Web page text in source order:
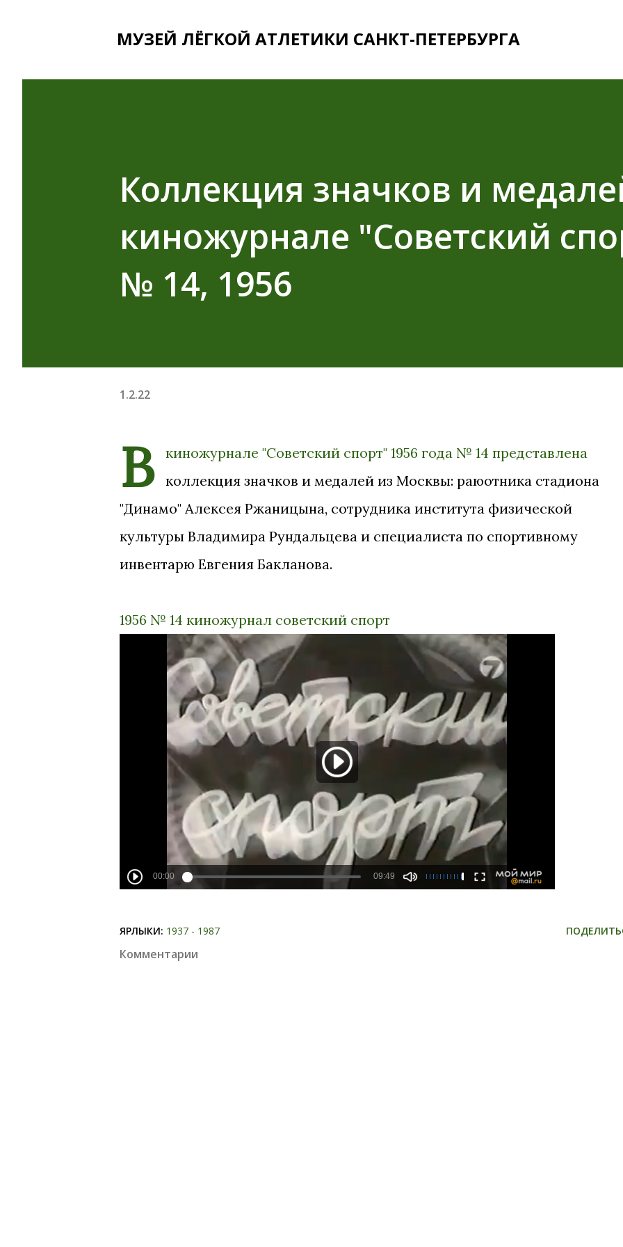
МУЗЕЙ ЛЁГКОЙ АТЛЕТИКИ САНКТ-ПЕТЕРБУРГА
Коллекция значков и
киножурнале "Советский
№ 14, 1956
1.2.22
В
киножурнале "Советский спорт" 1956 года № 14 представлена
коллекция значков и медалей из Москвы: раюотника стадиона
"Динамо" Алексея Ржаницына, сотрудника института физической
культуры Владимира Рундальцева и специалиста по спортивному
инвентарю Евгения Бакланова.
1956 № 14 киножурнал советский спорт
ЯРЛЫКИ: 1937 - 1987
Комментарии